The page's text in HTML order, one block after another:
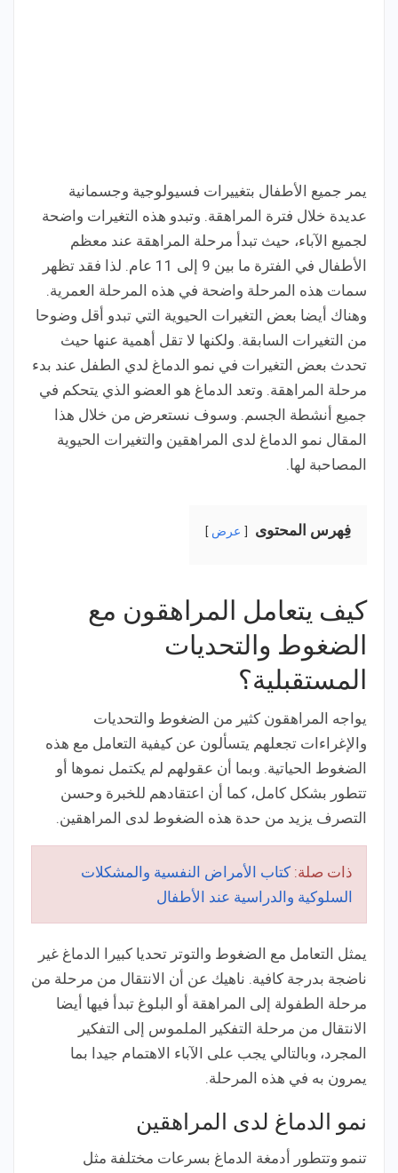
يمر جميع الأطفال بتغييرات فسيولوجية وجسمانية
عديدة خلال فترة المراهقة. وتبدو هذه التغيرات واضحة
لجميع الآباء، حيث تبدأ مرحلة المراهقة عند معظم
الأطفال في الفترة ما بين 9 إلى 11 عام. لذا فقد تظهر
سمات هذه المرحلة واضحة في هذه المرحلة العمرية.
وهناك أيضا بعض التغيرات الحيوية التي تبدو أقل وضوحا
من التغيرات السابقة. ولكنها لا تقل أهمية عنها حيث
تحدث بعض التغيرات في نمو الدماغ لدي الطفل عند بدء
مرحلة المراهقة. وتعد الدماغ هو العضو الذي يتحكم في
جميع أنشطة الجسم. وسوف نستعرض من خلال هذا
المقال نمو الدماغ لدى المراهقين والتغيرات الحيوية
المصاحبة لها.
فِهرس المحتوى عرض
كيف يتعامل المراهقون مع
الضغوط والتحديات
المستقبلية؟
يواجه المراهقون كثير من الضغوط والتحديات
والإغراءات تجعلهم يتسألون عن كيفية التعامل مع هذه
الضغوط الحياتية. وبما أن عقولهم لم يكتمل نموها أو
تتطور بشكل كامل، كما أن اعتقادهم للخبرة وحسن
التصرف يزيد من حدة هذه الضغوط لدى المراهقين.
ذات صلة: كتاب الأمراض النفسية والمشكلات
السلوكية والدراسية عند الأطفال
يمثل التعامل مع الضغوط والتوتر تحديا كبيرا الدماغ غير
ناضجة بدرجة كافية. ناهيك عن أن الانتقال من مرحلة من
مرحلة الطفولة إلى المراهقة أو البلوغ تبدأ فيها أيضا
الانتقال من مرحلة التفكير الملموس إلى التفكير
المجرد، وبالتالي يجب على الآباء الاهتمام جيدا بما
يمرون به في هذه المرحلة.
نمو الدماغ لدى المراهقين
تنمو وتتطور أدمغة الدماغ بسرعات مختلفة مثل